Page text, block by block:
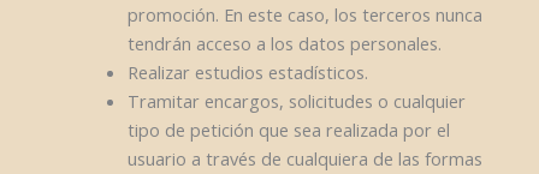
promoción. En este caso, los terceros nunca
tendrán acceso a los datos personales.
Realizar estudios estadísticos.
Tramitar encargos, solicitudes o cualquier
tipo de petición que sea realizada por el
usuario a través de cualquiera de las formas